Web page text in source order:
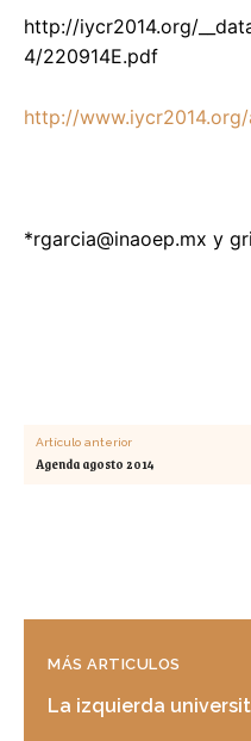
http://iycr2014.org/
4/220914E.pdf
http://
*rgarcia@inaoep.mx y
Artículo anterior
Agenda agosto 2014
MÁS ARTICULOS
La izquierda